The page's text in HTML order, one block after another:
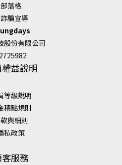
部落格
騙宣導
股份有限公司
益說明
等級說明
積點規則
與細則
私政策
服務